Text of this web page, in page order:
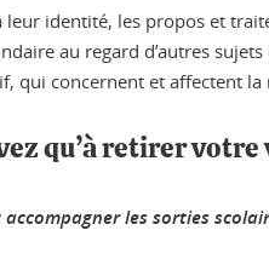
leur identité, les propos et
au regard d’autres
qui concernent et affectent
qu’à retirer votre
accompagner les sorties